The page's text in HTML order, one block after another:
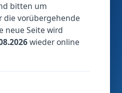
bitten um
die vorübergehende
neue Seite wird
wieder online